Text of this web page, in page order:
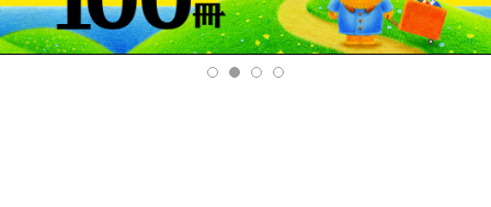
Pre
v
Ne
xt